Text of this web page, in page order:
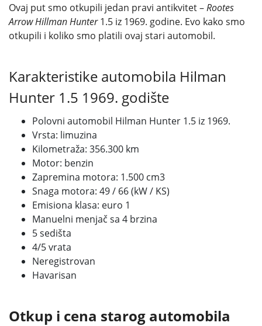
Ovaj put smo otkupili jedan pravi antikvitet –Rootes
ArrowHillman Hunter1.5 iz 1969. godine. Evo kako smo
otkupili i koliko smo platili ovaj stari automobil.
Karakteristike automobila Hilman
Hunter 1.5 1969. godište
Polovni automobil Hilman Hunter 1.5 iz 1969.
Vrsta: limuzina
Kilometraža: 356.300 km
Motor: benzin
Zapremina motora: 1.500 cm3
Snaga motora: 49 / 66 (kW / KS)
Emisiona klasa: euro 1
Manuelni menjač sa 4 brzina
5 sedišta
4/5 vrata
Neregistrovan
Havarisan
Otkup i cena starog automobila